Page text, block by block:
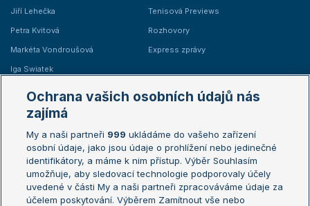
Jiří Lehečka
Petra Kvitová
Markéta Vondroušová
Iga Swiatek
Tenisová Previews
Rozhovory
Express zprávy
Žebříčky
Žebříček ATP (muži)
Žebříček WTA (ženy)
Sázkařský žebříček
Australian Open
French Open
Wimbledon
US Open
Ochrana vašich osobních údajů nás
zajímá
My a naši partneři 999 ukládáme do vašeho zařízení
osobní údaje, jako jsou údaje o prohlížení nebo jedinečné
identifikátory, a máme k nim přístup. Výběr Souhlasím
umožňuje, aby sledovací technologie podporovaly účely
uvedené v části My a naši partneři zpracováváme údaje za
účelem poskytování. Výběrem Zamítnout vše nebo